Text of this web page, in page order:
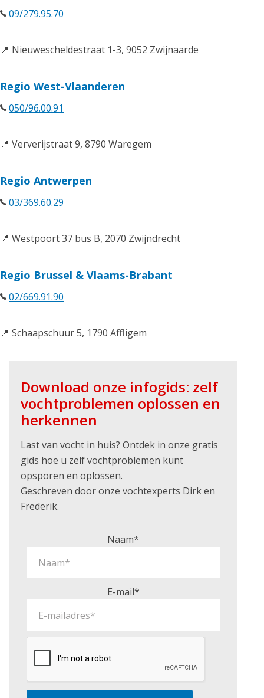
09/279.95.70
📍 Nieuwescheldestraat 1-3, 9052 Zwijnaarde
Regio West-Vlaanderen
050/96.00.91
📍 Ververijstraat 9, 8790 Waregem
Regio Antwerpen
03/369.60.29
📍 Westpoort 37 bus B, 2070 Zwijndrecht
Regio Brussel & Vlaams-Brabant
02/669.91.90
📍 Schaapschuur 5, 1790 Affligem
Download onze infogids: zelf
vochtproblemen oplossen en
herkennen
Last van vocht in huis? Ontdek in onze gratis
gids hoe u zelf vochtproblemen kunt
opsporen en oplossen.
Geschreven door onze vochtexperts Dirk en
Frederik.
Naam*
E-mail*